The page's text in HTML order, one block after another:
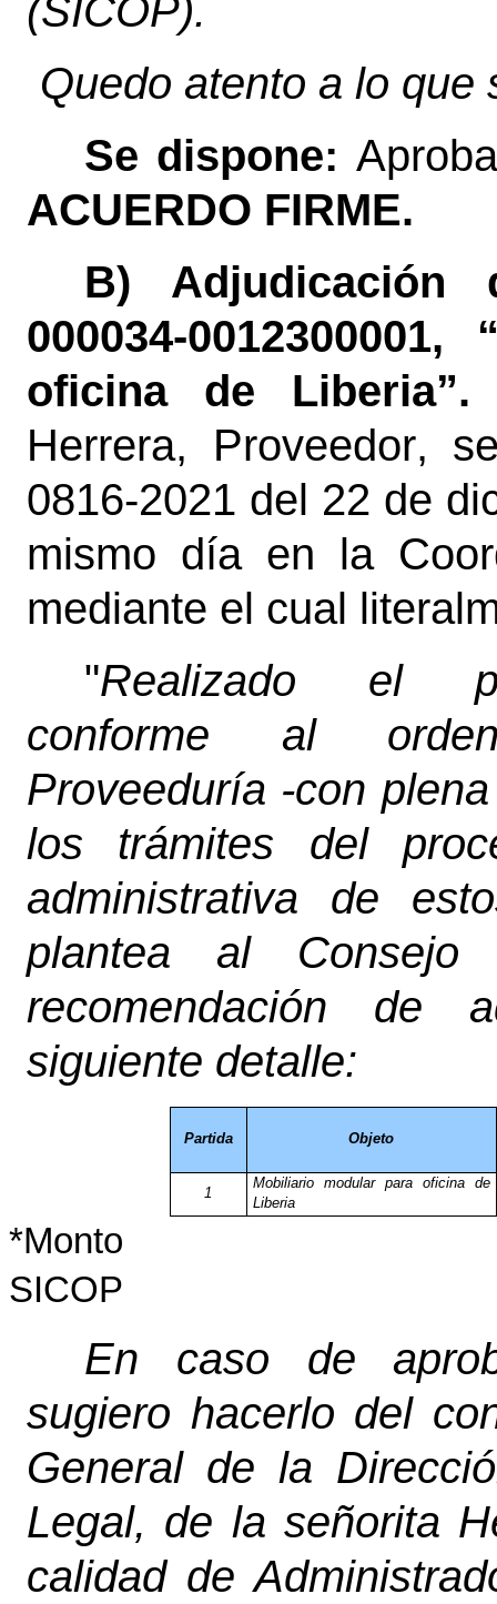
(SICOP).
Quedo atento a lo que
Se dispone:
ACUERDO FIRME.
B)
000034-
oficina de Liberia”.
Herrera, Proveedor,
0816-2021 del 22 de
mismo día en la
mediante el cual
"Realizado el
conforme al
Proveeduría -con
los trámites del
administrativa de
plantea al
recomendación de
siguiente detalle:
Partida Objeto
1
Mobiliario modular para oficina de
Liberia
*Monto
SICOP
En caso de
sugiero hacerlo del
General de la
Legal, de la señorita
calidad de